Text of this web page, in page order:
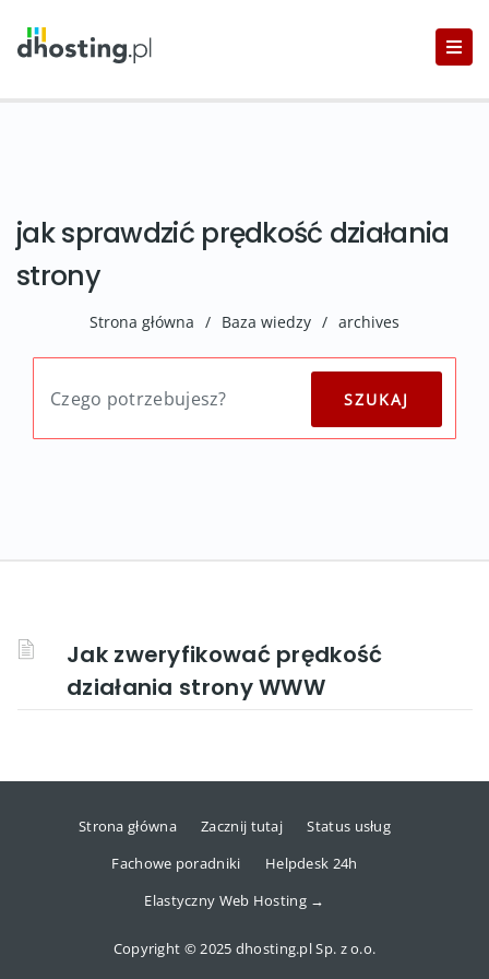
jak sprawdzić prędkość działania
strony
Strona główna / Baza wiedzy / archives
Jak zweryfikować prędkość
działania strony WWW
Strona główna Zacznij tutaj
Status usług
Fachowe poradniki
Helpdesk 24h
Elastyczny Web Hosting →
Copyright © 2025 dhosting.pl Sp. z o.o.